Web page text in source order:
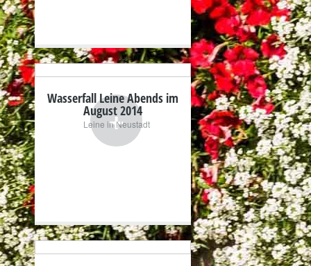
+
Wasserfall Leine Abends im
August 2014
Leine in Neustadt